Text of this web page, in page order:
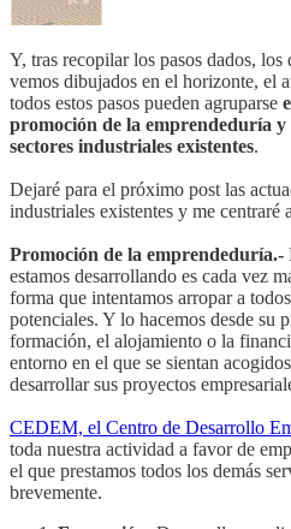
Y, tras recopilar los pasos dados,
vemos dibujados en el horizonte, el
todos estos pasos pueden agruparse
promoción de la emprendeduría y
sectores industriales existentes.
Dejaré para el próximo post las
industriales existentes y me centraré
Promoción de la emprendeduría.-
estamos desarrollando es cada vez
forma que intentamos arropar a
potenciales. Y lo hacemos desde su
formación, el alojamiento o la
entorno en el que se sientan
desarrollar sus proyectos
CEDEM, el Centro de Desarrollo
toda nuestra actividad a favor de
el que prestamos todos los demás
brevemente.